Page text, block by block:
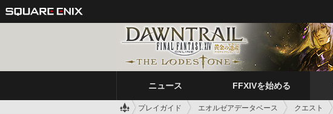
ニュース FFXIVを始める
プレイガイド エオルゼアデータベース クエスト